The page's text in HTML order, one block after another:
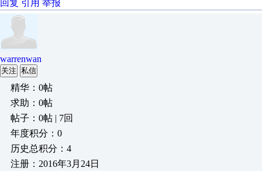
回复 引用 举报
warrenwan
关注 私信
精华：0帖
求助：0帖
帖子：0帖 | 7回
年度积分：0
历史总积分：4
注册：2016年3月24日